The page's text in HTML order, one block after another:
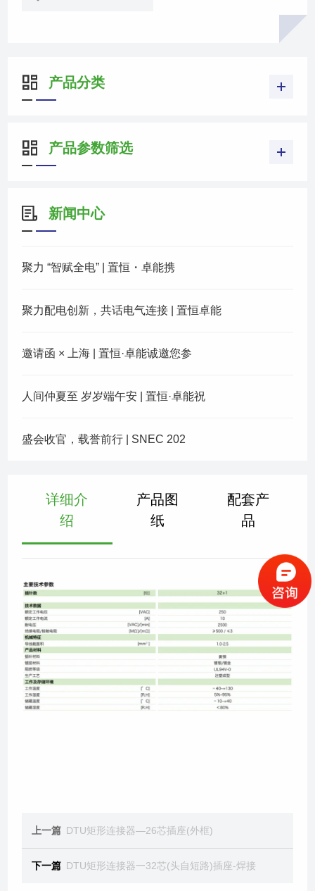
产品分类
产品参数筛选
新闻中心
聚力 “智赋全电” | 置恒・卓能携
聚力配电创新，共话电气连接 | 置恒卓能
邀请函 × 上海 | 置恒·卓能诚邀您参
人间仲夏至 岁岁端午安 | 置恒·卓能祝
盛会收官，载誉前行 | SNEC 202
详细介
绍
产品图
纸
配套产
品
上一篇 DTU矩形连接器—26芯插座(外框)
下一篇 DTU矩形连接器一32芯(头自短路)插座-焊接